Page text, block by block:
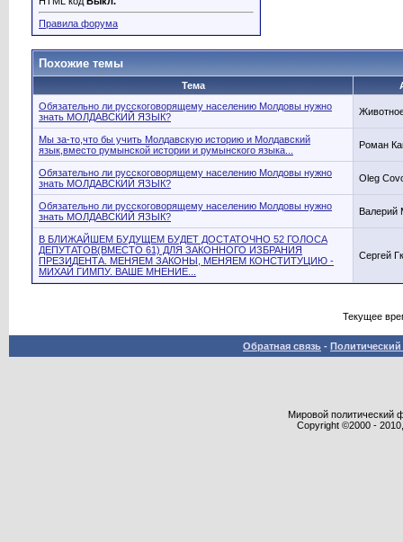
Правила форума
Похожие темы
Тема
Обязательно ли русскоговорящему населению Молдовы нужно
знать МОЛДАВСКИЙ ЯЗЫК?
Мы за-то,что бы учить Молдавскую историю и Молдавский
язык,вместо румынской истории и румынского языка...
Роман
Обязательно ли русскоговорящему населению Молдовы нужно
знать МОЛДАВСКИЙ ЯЗЫК?
Oleg
Обязательно ли русскоговорящему населению Молдовы нужно
знать МОЛДАВСКИЙ ЯЗЫК?
Валерий
В БЛИЖАЙШЕМ БУДУЩЕМ БУДЕТ ДОСТАТОЧНО 52 ГОЛОСА
ДЕПУТАТОВ(ВМЕСТО 61) ДЛЯ ЗАКОННОГО ИЗБРАНИЯ
ПРЕЗИДЕНТА. МЕНЯЕМ ЗАКОНЫ, МЕНЯЕМ КОНСТИТУЦИЮ -
МИХАЙ ГИМПУ. ВАШЕ МНЕНИЕ...
Сергей
Текущее
Обратная связь -
Мировой политический
Copyright ©2000 -